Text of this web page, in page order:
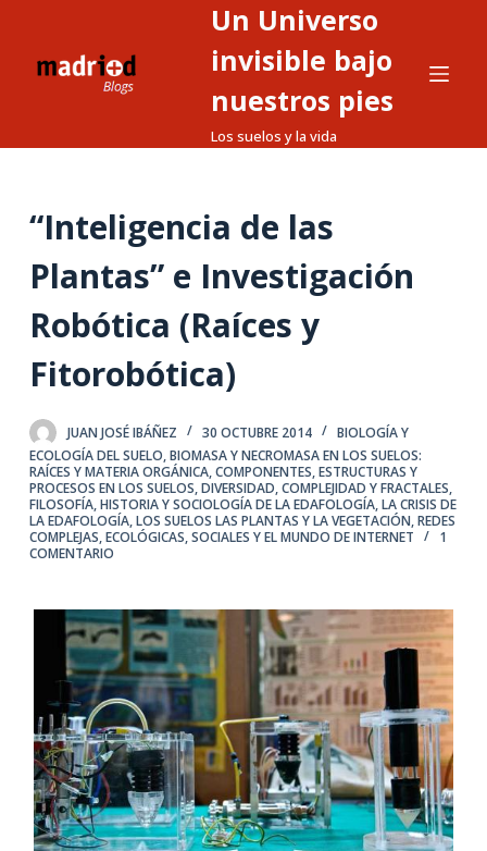
d
o
Un Universo
invisible bajo
nuestros pies
Los suelos y la vida
“Inteligencia de las
Plantas” e Investigación
Robótica (Raíces y
Fitorobótica)
JUAN JOSÉ IBÁÑEZ 30 OCTUBRE 2014
BIOLOGÍA Y
ECOLOGÍA DEL SUELO,BIOMASA Y NECROMASA EN LOS SUELOS:
RAÍCES Y MATERIA ORGÁNICA,COMPONENTES, ESTRUCTURAS Y
PROCESOS EN LOS SUELOS,DIVERSIDAD, COMPLEJIDAD Y FRACTALES,
FILOSOFÍA, HISTORIA Y SOCIOLOGÍA DE LA EDAFOLOGÍA,LA CRISIS DE
LA EDAFOLOGÍA,LOS SUELOS LAS PLANTAS Y LA VEGETACIÓN,REDES
COMPLEJAS, ECOLÓGICAS, SOCIALES Y EL MUNDO DE INTERNET
1
COMENTARIO